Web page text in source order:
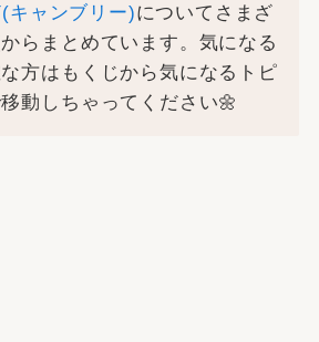
キャンブリー)についてさまざ
らまとめています。気になる
方はもくじから気になるトピ
動しちゃってください🌼